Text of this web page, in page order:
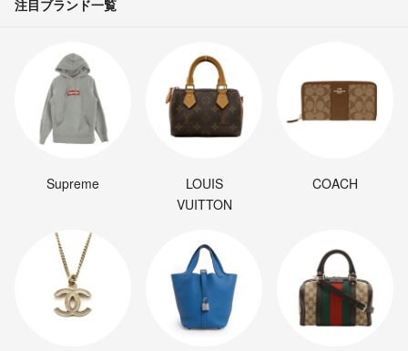
注目ブランド一覧
Supreme
LOUIS
VUITTON
COACH